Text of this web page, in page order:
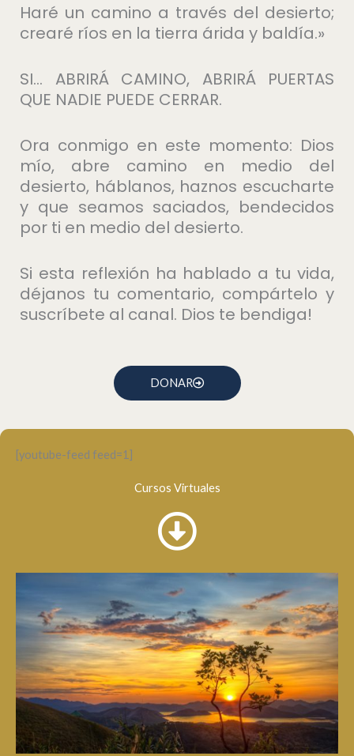
Haré un camino a través del desierto;
crearé ríos en la tierra árida y baldía.»
SI… ABRIRÁ CAMINO, ABRIRÁ PUERTAS
QUE NADIE PUEDE CERRAR.
Ora conmigo en este momento: Dios
mío, abre camino en medio del
desierto, háblanos, haznos escucharte
y que seamos saciados, bendecidos
por ti en medio del desierto.
Si esta reflexión ha hablado a tu vida,
déjanos tu comentario, compártelo y
suscríbete al canal. Dios te bendiga!
DONAR
[youtube-feed feed=1]
Cursos Virtuales